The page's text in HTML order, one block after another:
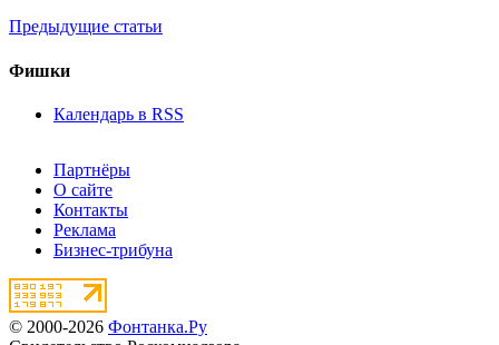
Предыдущие статьи
Фишки
Календарь в RSS
Партнёры
О сайте
Контакты
Реклама
Бизнес-трибуна
© 2000-2026 Фонтанка.Ру